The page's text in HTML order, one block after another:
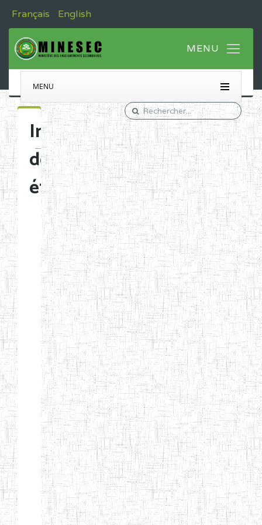
Français English
MENU
Immatriculation
des
établissements
Etablissements
d'enseignement
normal
ENI
Chercher:
Effacer les filtres
Denomination
Type